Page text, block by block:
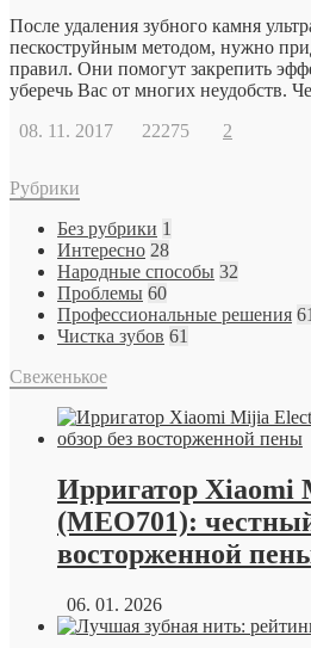
После удаления зубного камня
пескоструйным методом, нужно
правил. Они помогут закрепить
уберечь Вас от многих неудобств.
08. 11. 2017
22275 2
Рубрики
Без рубрики 1
Интересно 28
Народные способы 32
Проблемы 60
Профессиональные решения 61
Чистка зубов 61
Свеженькое
Ирригатор Xiaomi
(MEO701):
восторженной
06. 01. 2026